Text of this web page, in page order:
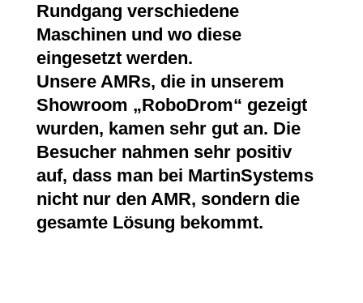
Rundgang verschiedene
Maschinen und wo diese
eingesetzt werden.
Unsere AMRs, die in unserem
Showroom „RoboDrom“ gezeigt
wurden, kamen sehr gut an. Die
Besucher nahmen sehr positiv
auf, dass man bei MartinSystems
nicht nur den AMR, sondern die
gesamte Lösung bekommt.